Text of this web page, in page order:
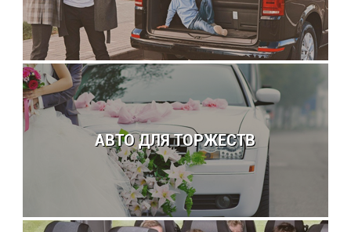
АВТО ДЛЯ ТОРЖЕСТВ